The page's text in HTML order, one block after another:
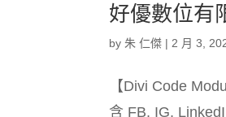
好優數位有
by朱 仁傑 | 2 月 3,
【Divi Code
含 FB, IG,